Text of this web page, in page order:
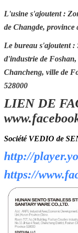
Détails de la
livraison
Port FOB
Emballage
L'usine s'ajoutent :
de Changde,
Le bureau s'ajoutent :
d'industrie de
Chancheng, ville de
528000
LIEN DE
Société VEDIO de
http://
https://